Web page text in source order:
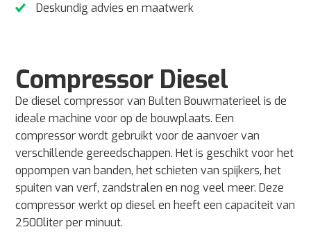
Deskundig advies en maatwerk
Compressor Diesel
De diesel compressor van Bulten Bouwmaterieel is de
ideale machine voor op de bouwplaats. Een
compressor wordt gebruikt voor de aanvoer van
verschillende gereedschappen. Het is geschikt voor het
oppompen van banden, het schieten van spijkers, het
spuiten van verf, zandstralen en nog veel meer. Deze
compressor werkt op diesel en heeft een capaciteit van
2500liter per minuut.